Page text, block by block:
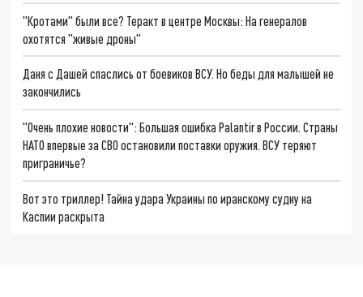
"Кротами" были все? Теракт в центре Москвы: На генералов
охотятся "живые дроны"
Даня с Дашей спаслись от боевиков ВСУ. Но беды для малышей не
закончились
"Очень плохие новости": Большая ошибка Palantir в России. Страны
НАТО впервые за СВО остановили поставки оружия. ВСУ теряют
приграничье?
Вот это триллер! Тайна удара Украины по иранскому судну на
Каспии раскрыта